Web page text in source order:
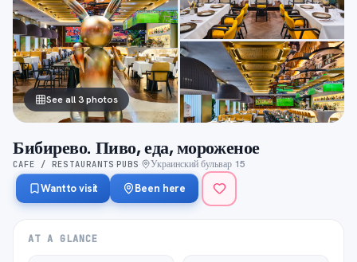
See all 3 photos
Бибирево. Пиво, еда, мороженое
CAFE / RESTAURANTS·PUBS· Украинский бульвар 15
Want to visit Been here
AT A GLANCE